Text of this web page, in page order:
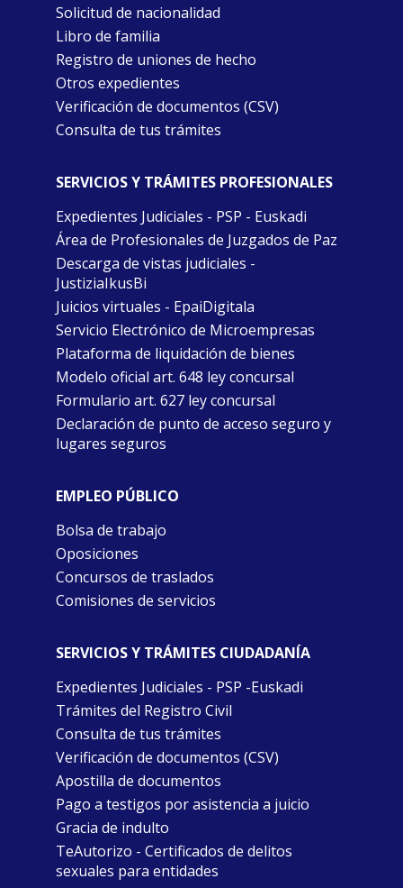
Solicitud de nacionalidad
Libro de familia
Registro de uniones de hecho
Otros expedientes
Verificación de documentos (CSV)
Consulta de tus trámites
SERVICIOS Y TRÁMITES PROFESIONALES
Expedientes Judiciales - PSP - Euskadi
Área de Profesionales de Juzgados de Paz
Descarga de vistas judiciales -
JustiziaIkusBi
Juicios virtuales - EpaiDigitala
Servicio Electrónico de Microempresas
Plataforma de liquidación de bienes
Modelo oficial art. 648 ley concursal
Formulario art. 627 ley concursal
Declaración de punto de acceso seguro y
lugares seguros
EMPLEO PÚBLICO
Bolsa de trabajo
Oposiciones
Concursos de traslados
Comisiones de servicios
SERVICIOS Y TRÁMITES CIUDADANÍA
Expedientes Judiciales - PSP -Euskadi
Trámites del Registro Civil
Consulta de tus trámites
Verificación de documentos (CSV)
Apostilla de documentos
Pago a testigos por asistencia a juicio
Gracia de indulto
TeAutorizo - Certificados de delitos
sexuales para entidades